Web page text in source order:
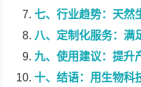
七、行业趋势：天然
八、定制化服务：满
九、使用建议：提升
十、结语：用生物科